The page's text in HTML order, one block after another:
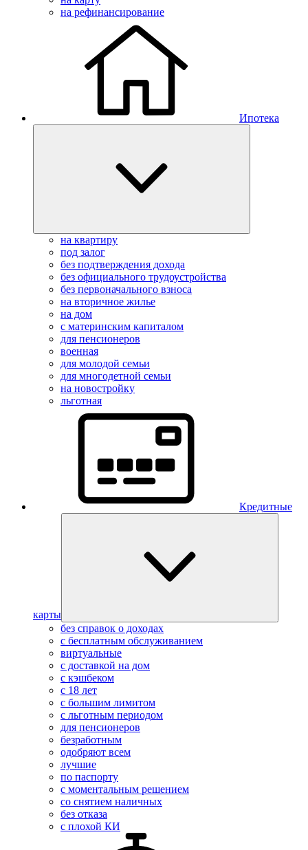
на рефинансирование
Ипотека
на квартиру
под залог
без подтверждения дохода
без официального трудоустройства
без первоначального взноса
на вторичное жилье
на дом
с материнским капиталом
для пенсионеров
военная
для молодой семьи
для многодетной семьи
на новостройку
льготная
Кредитные
карты
без справок о доходах
с бесплатным обслуживанием
виртуальные
с доставкой на дом
с кэшбеком
с 18 лет
с большим лимитом
с льготным периодом
для пенсионеров
безработным
одобряют всем
лучшие
по паспорту
с моментальным решением
со снятием наличных
без отказа
с плохой КИ